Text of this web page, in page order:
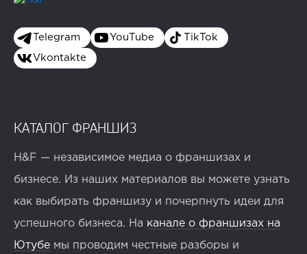
Telegram YouTube TikTok
Vkontakte
КАТАЛОГ ФРАНШИЗ
H&F — независимое медиа о франшизах и
бизнесе. Из наших материалов вы можете узнать
как выбирать франшизу и почерпнуть идеи для
успешного бизнеса. На канале о франшизах на
Ютубе мы проводим честные разборы и